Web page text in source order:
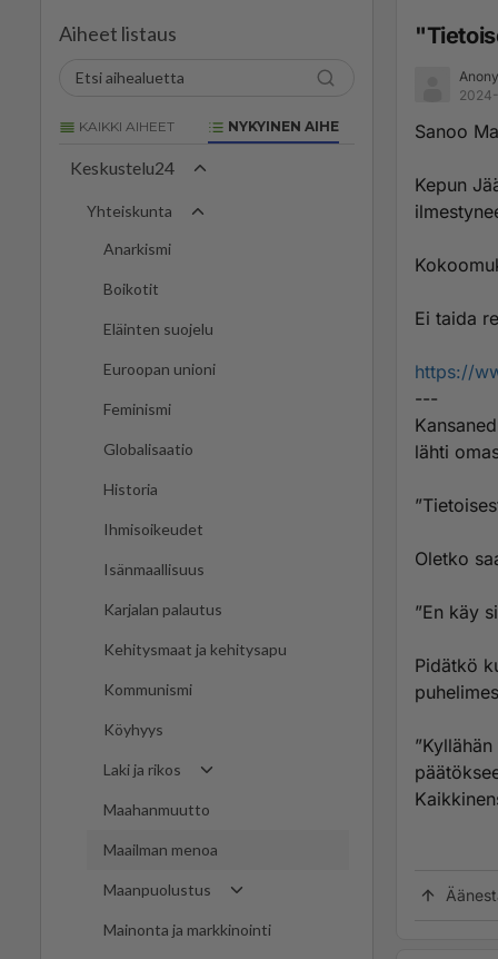
Aiheet listaus
KAIKKI AIHEET NYKYINEN AIHE
Keskustelu24
Yhteiskunta
Anarkismi
Boikotit
Eläinten suojelu
Euroopan unioni
Feminismi
Globalisaatio
Historia
Ihmisoikeudet
Isänmaallisuus
Karjalan palautus
Kehitysmaat ja kehitysapu
Kommunismi
Köyhyys
Laki ja rikos
Maahanmuutto
Maailman menoa
Maanpuolustus
Mainonta ja markkinointi
Sanoo
Kepun
Ei taida
https://
---
lähti
Oletko
”En käy
Pidätkö